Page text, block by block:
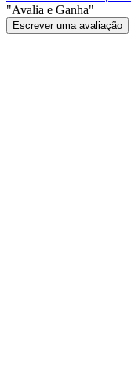
"Avalia e Ganha"
Escrever uma avaliação